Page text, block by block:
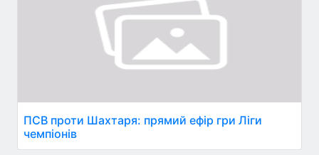
ПСВ проти Шахтаря: прямий ефір гри Ліги
чемпіонів